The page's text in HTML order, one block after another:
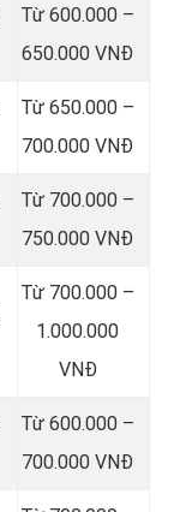
Từ 600.000 –
650.000 VNĐ
Từ 650.000 –
700.000 VNĐ
Từ 700.000 –
750.000 VNĐ
Từ 700.000 –
1.000.000
VNĐ
Từ 600.000 –
700.000 VNĐ